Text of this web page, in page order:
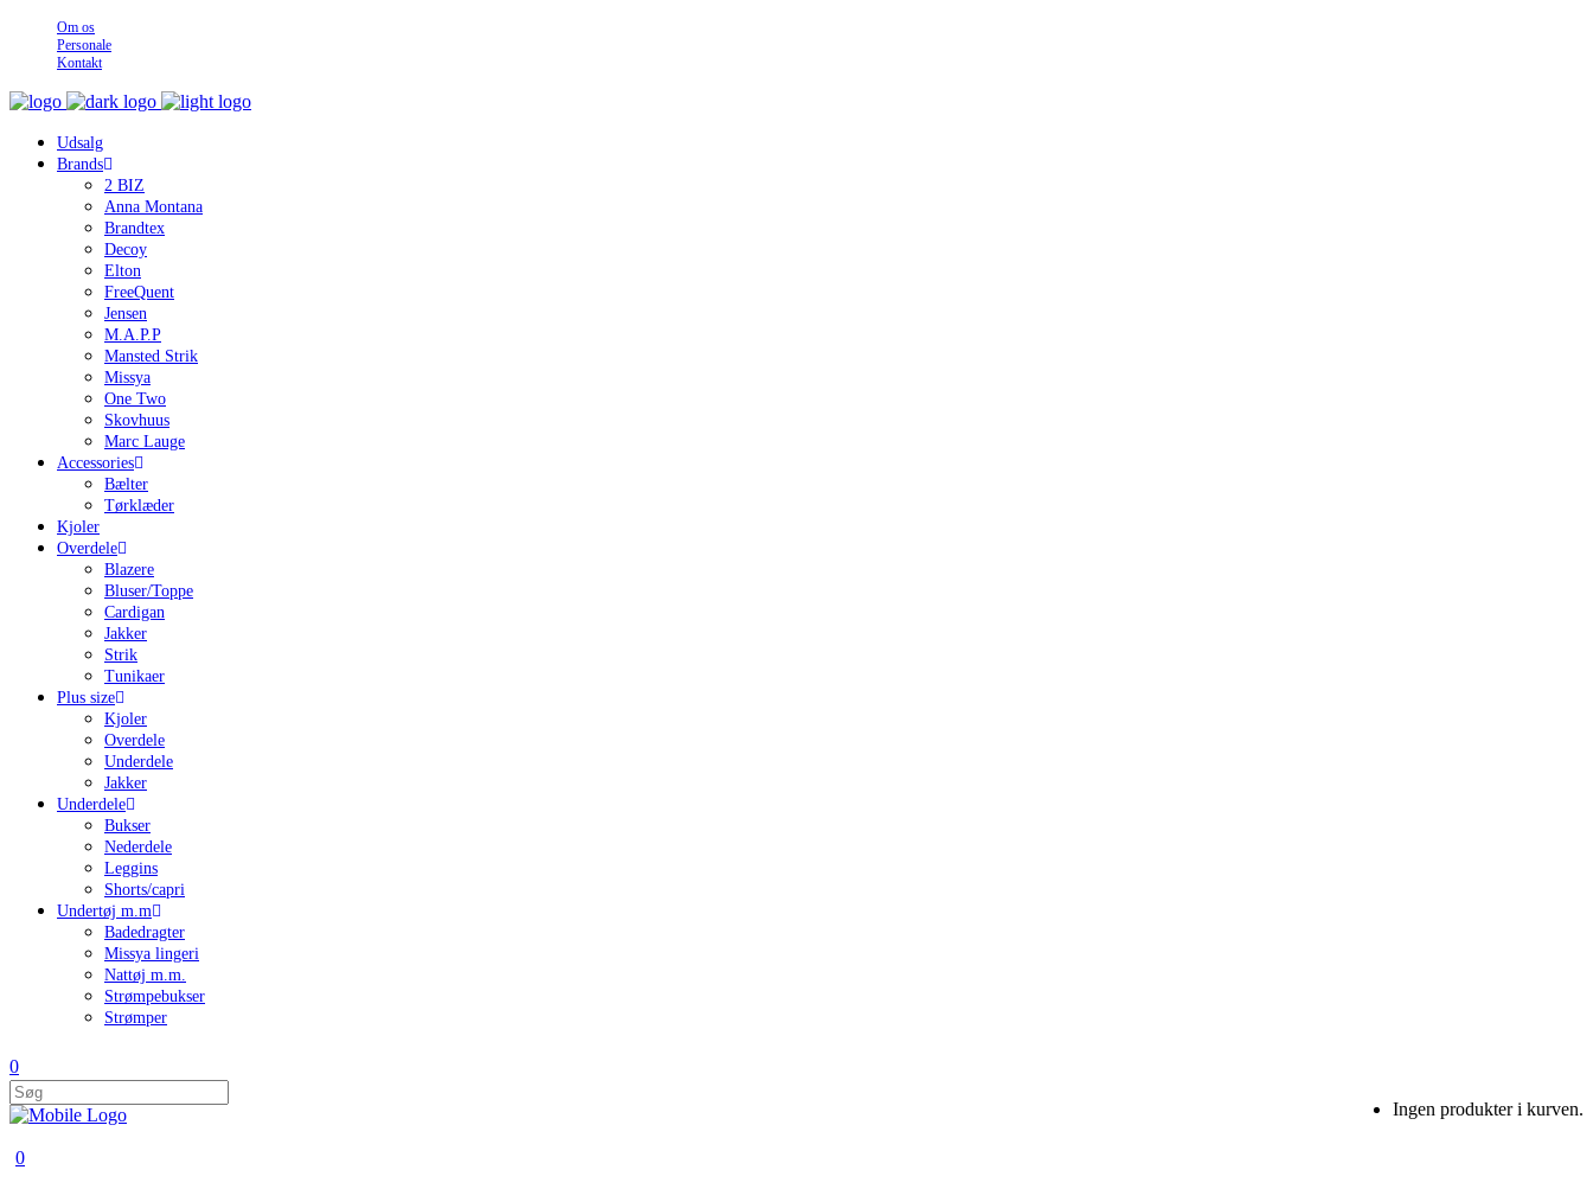
Om os
Personale
Kontakt
Udsalg
Brands
2 BIZ
Anna Montana
Brandtex
Decoy
Elton
FreeQuent
Jensen
M.A.P.P
Mansted Strik
Missya
One Two
Skovhuus
Marc Lauge
Accessories
Bælter
Tørklæder
Kjoler
Overdele
Blazere
Bluser/Toppe
Cardigan
Jakker
Strik
Tunikaer
Plus size
Kjoler
Overdele
Underdele
Jakker
Underdele
Bukser
Nederdele
Leggins
Shorts/capri
Undertøj m.m
Badedragter
Missya lingeri
Nattøj m.m.
Strømpebukser
Strømper
0
Ingen produkter i kurven.
0